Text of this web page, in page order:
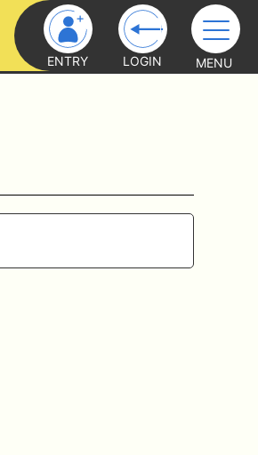
ENTRY LOGIN MENU